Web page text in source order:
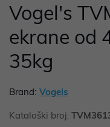
Vogel's
ekrane od
35kg
Brand: Vogels
Kataloški broj: